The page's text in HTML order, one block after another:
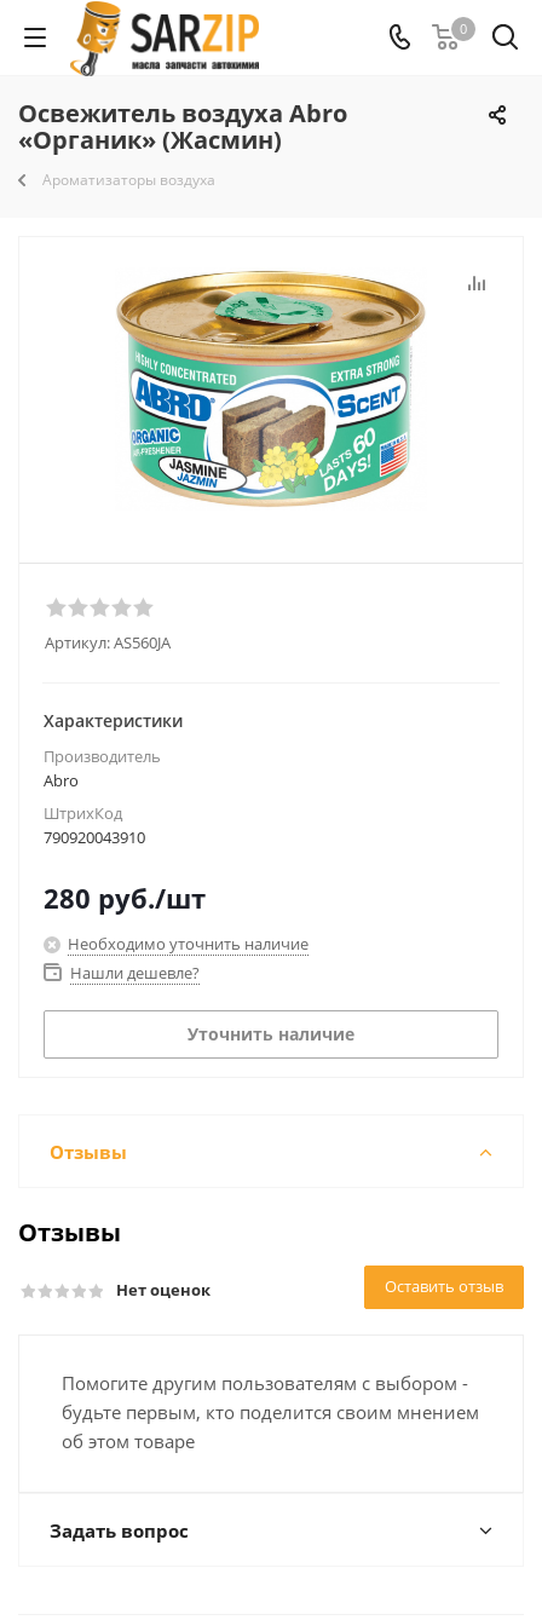
0
Освежитель воздуха Abro
«Органик» (Жасмин)
Ароматизаторы воздуха
Артикул:AS560JA
Характеристики
Производитель
Abro
ШтрихКод
790920043910
280 руб./шт
Необходимо уточнить наличие
Нашли дешевле?
Уточнить наличие
Отзывы
Отзывы
Нет оценок Оставить отзыв
Помогите другим пользователям с выбором -
будьте первым, кто поделится своим мнением
об этом товаре
Задать вопрос